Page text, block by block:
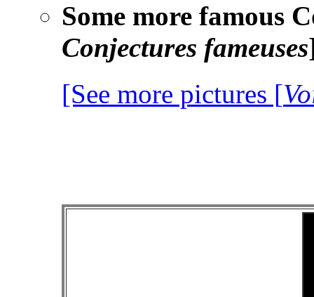
Some more famous
Conjectures fameuses
[See more pictures [